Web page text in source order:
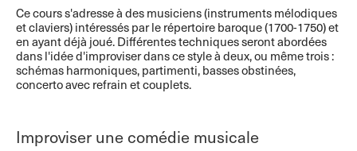
Ce cours s'adresse à des musiciens (instruments mélodiques
et claviers) intéressés par le répertoire baroque (1700-1750) et
en ayant déjà joué. Différentes techniques seront abordées
dans l'idée d'improviser dans ce style à deux, ou même trois :
schémas harmoniques, partimenti, basses obstinées,
concerto avec refrain et couplets.
Improviser une comédie musicale